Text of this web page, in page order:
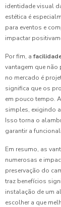
identidade visual
estética é
para eventos e
impactar
Por fim, a
vantagem que
no mercado é
significa que os
em pouco tempo.
simples, exigindo
Isso torna o
garantir a
Em resumo, as
numerosas e
preservação do
traz benefícios
instalação de um
escolher a que